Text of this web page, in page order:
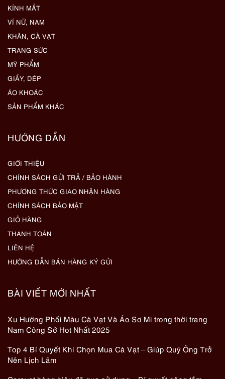
KÍNH MẮT
VÍ NỮ, NAM
KHĂN, CÀ VẠT
TRANG SỨC
MỸ PHẨM
GIẦY, DÉP
ÁO KHOÁC
SẢN PHẨM KHÁC
HƯỚNG DẪN
GIỚI THIỆU
CHÍNH SÁCH GỬI TRẢ / BẢO HÀNH
PHƯƠNG THỨC GIAO NHẬN HÀNG
CHÍNH SÁCH BẢO MẬT
GIỎ HÀNG
THANH TOÁN
LIÊN HỆ
HƯỚNG DẪN BÁN HÀNG KÝ GỬI
BÀI VIẾT MỚI NHẤT
Xu Hướng Phối Màu Cà Vạt Và Áo Sơ Mi trong thời trang
Nam Công Sở Hot Nhất 2025
Top 4 Bí Quyết Khi Chọn Mua Cà Vạt – Giúp Quý Ông Trở
Nên Lịch Lãm